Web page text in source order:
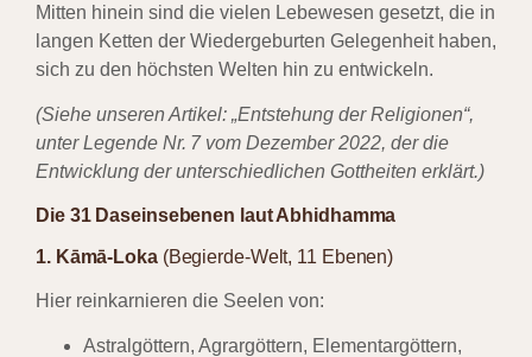
Mitten hinein sind die vielen Lebewesen gesetzt, die in
langen Ketten der Wiedergeburten Gelegenheit haben,
sich zu den höchsten Welten hin zu entwickeln.
(Siehe unseren Artikel: „Entstehung der Religionen“,
unter Legende Nr. 7 vom Dezember 2022, der die
Entwicklung der unterschiedlichen Gottheiten erklärt.)
Die 31 Daseinsebenen laut Abhidhamma
1. Kāmā-Loka(Begierde-Welt, 11 Ebenen)
Hier reinkarnieren die Seelen von:
Astralgöttern, Agrargöttern, Elementargöttern,